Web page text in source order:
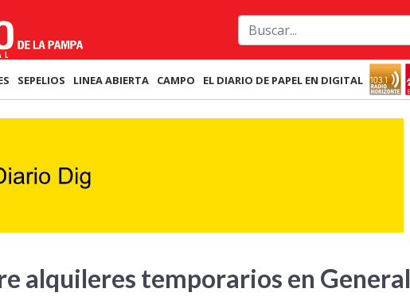
SEPELIOS LINEA ABIERTA CAMPO EL DIARIO DE PAPEL EN DIGITAL
alquileres temporarios en General